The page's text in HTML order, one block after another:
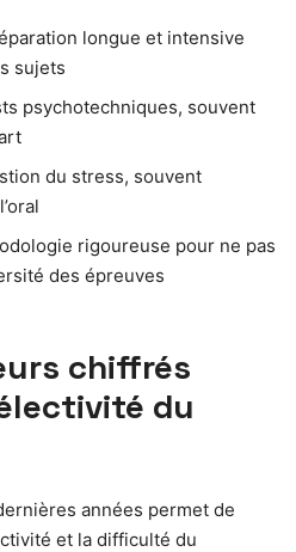
longue et intensive
sujets
psychotechniques, souvent
du stress, souvent
rigoureuse pour ne pas
des épreuves
chiffrés
du
années permet de
et la difficulté du